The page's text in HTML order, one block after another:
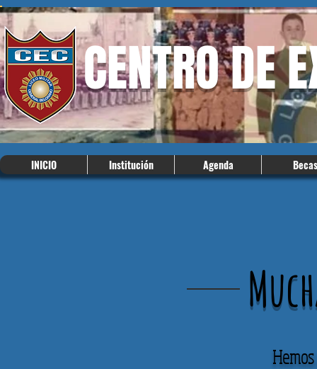
CENTRO DE
INICIO Institución Agenda Becas